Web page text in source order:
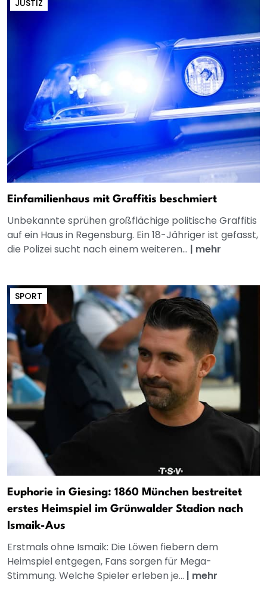
JUSTIZ
Einfamilienhaus mit Graffitis beschmiert
Unbekannte sprühen großflächige politische Graffitis
auf ein Haus in Regensburg. Ein 18-Jähriger ist gefasst,
die Polizei sucht nach einem weiteren... | mehr
SPORT
Euphorie in Giesing: 1860 München bestreitet
erstes Heimspiel im Grünwalder Stadion nach
Ismaik-Aus
Erstmals ohne Ismaik: Die Löwen fiebern dem
Heimspiel entgegen, Fans sorgen für Mega-
Stimmung. Welche Spieler erleben je... | mehr